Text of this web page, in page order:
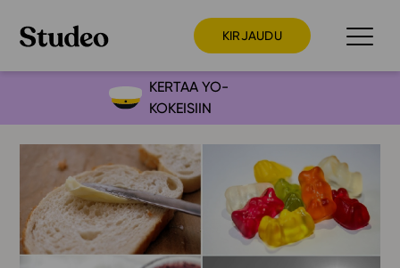
KIRJAUDU
Preppaaja
Opettaja
Opiskelija
Huoltaja
Kokeilutarjous
KERTAA YO-
KOKEISIIN